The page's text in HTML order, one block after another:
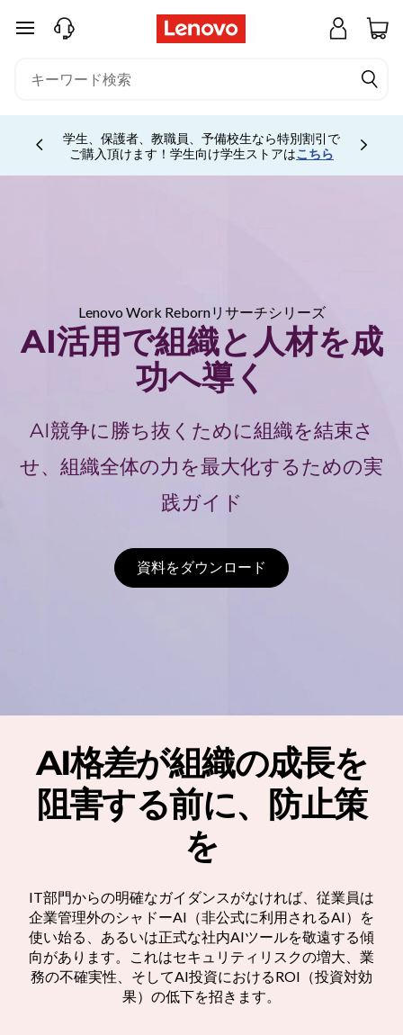
A
で
人
成
メインコンテンツにスキップする
お電話購入相談窓口 ☎ 法人:0120-148-333 法人
専用ストア会員登録 (無料) 詳細はこちら 専用会場
はこちら
Currently displaying item 5 of 5
Lenovo Work Rebornリサーチシリーズ
AI活用で組織と人材を成
功へ導く
AI競争に勝ち抜くために組織を結束さ
せ、組織全体の力を最大化するための実
践ガイド
資料をダウンロード
AI格差が組織の成長を
阻害する前に、防止策
を
IT部門からの明確なガイダンスがなければ、従業員は
企業管理外のシャドーAI（非公式に利用されるAI）を
使い始る、あるいは正式な社内AIツールを敬遠する傾
向があります。これはセキュリティリスクの増大、業
務の不確実性、そしてAI投資におけるROI（投資対効
果）の低下を招きます。